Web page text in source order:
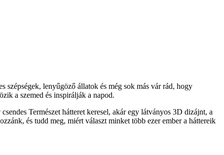
lenyűgöző állatok és még sok más vár rád, hogy
a szemed és inspirálják a napod.
Természet hátteret keresel, akár egy látványos 3D dizájnt, a
és tudd meg, miért választ minket több ezer ember a háttereik